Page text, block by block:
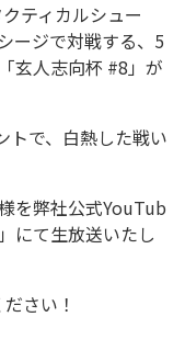
ティカルシュー
ージで対戦する、5
玄人志向杯 #8」が
トで、白熱した戦い
を弊社公式YouTub
にて生放送いたし
さい！